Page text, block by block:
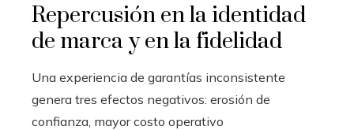
Repercusión en la identidad
de marca y en la fidelidad
Una experiencia de garantías inconsistente
genera tres efectos negativos: erosión de
confianza, mayor costo operativo